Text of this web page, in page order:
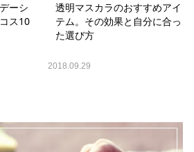
ーシ
ス10
透明マスカラのおすすめアイ
テム。その効果と自分に合っ
た選び方
2018.09.29